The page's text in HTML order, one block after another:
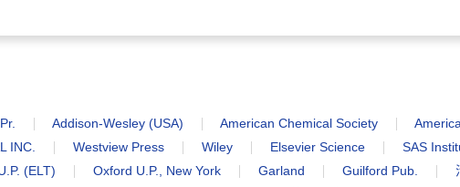
Addison-Wesley (USA) American Chemical Society
INC.
Westview Press Wiley Elsevier Science SAS
(ELT) Oxford U.P., New York Garland Guilford Pub.